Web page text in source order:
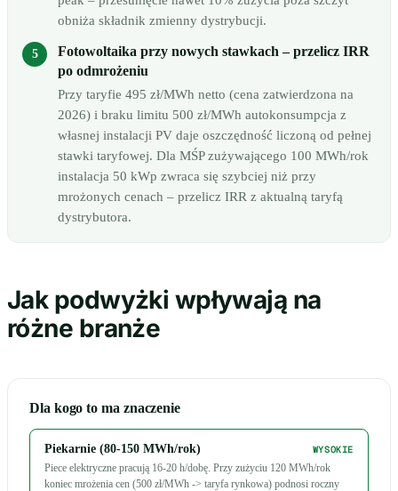
obniża składnik zmienny dystrybucji.
Fotowoltaika przy nowych stawkach – przelicz IRR
po odmrożeniu
Przy taryfie 495 zł/MWh netto (cena zatwierdzona na
2026) i braku limitu 500 zł/MWh autokonsumpcja z
własnej instalacji PV daje oszczędność liczoną od pełnej
stawki taryfowej. Dla MŚP zużywającego 100 MWh/rok
instalacja 50 kWp zwraca się szybciej niż przy
mrożonych cenach – przelicz IRR z aktualną taryfą
dystrybutora.
Jak podwyżki wpływają na
różne branże
Dla kogo to ma znaczenie
Piekarnie (80-150 MWh/rok) WYSOKIE
Piece elektryczne pracują 16-20 h/dobę. Przy zużyciu 120 MWh/rok
koniec mrożenia cen (500 zł/MWh -> taryfa rynkowa) podnosi roczny